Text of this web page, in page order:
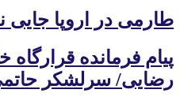
طارمی در اروپا جایی
پیام فرمانده
رضایی/ سرلشکر